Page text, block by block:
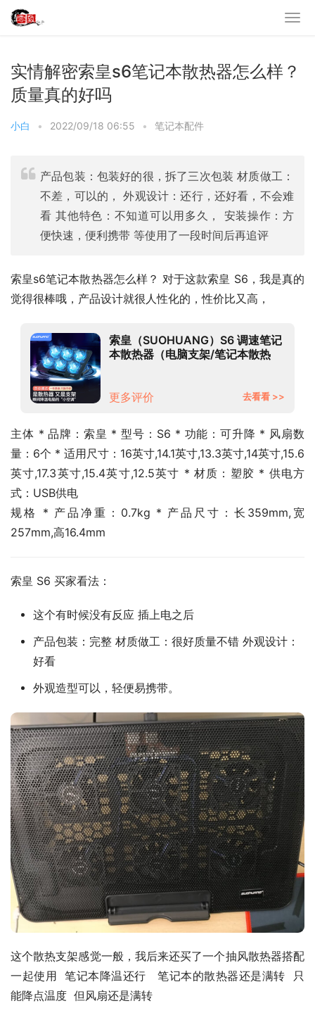
实情解密索皇s6笔记本散热器怎么样？
质量真的好吗
小白 • 2022/09/18 06:55 • 笔记本配件
产品包装：包装好的很，拆了三次包装 材质做工：
不差，可以的， 外观设计：还行，还好看，不会难
看 其他特色：不知道可以用多久， 安装操作：方
便快速，便利携带 等使用了一段时间后再追评
索皇s6笔记本散热器怎么样？ 对于这款索皇 S6，我是真的
觉得很棒哦，产品设计就很人性化的，性价比又高，
索皇（SUOHUANG）S6 调速笔记
本散热器（电脑支架/笔记本散热
更多评价
去看看 >>
主体 * 品牌：索皇 * 型号：S6 * 功能：可升降 * 风扇数
量：6个 * 适用尺寸：16英寸,14.1英寸,13.3英寸,14英寸,15.6
英寸,17.3英寸,15.4英寸,12.5英寸 * 材质：塑胶 * 供电方
式：USB供电
规格 * 产品净重：0.7kg * 产品尺寸：长359mm,宽
257mm,高16.4mm
索皇 S6 买家看法：
这个有时候没有反应 插上电之后
产品包装：完整 材质做工：很好质量不错 外观设计：
好看
外观造型可以，轻便易携带。
这个散热支架感觉一般，我后来还买了一个抽风散热器搭配
一起使用  笔记本降温还行   笔记本的散热器还是满转  只
能降点温度  但风扇还是满转